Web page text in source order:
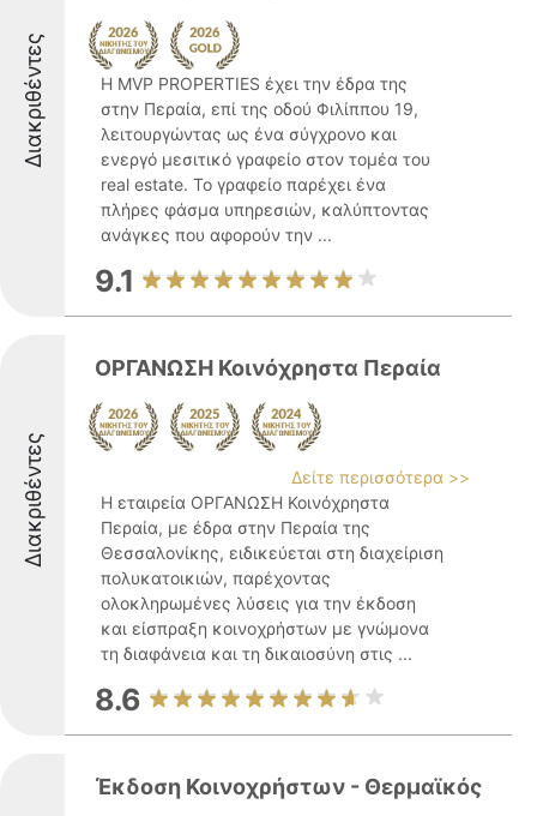
Διακριθέντες
Η MVP PROPERTIES έχει την έδρα της
στην Περαία, επί της οδού Φιλίππου 19,
λειτουργώντας ως ένα σύγχρονο και
ενεργό μεσιτικό γραφείο στον τομέα του
real estate. Το γραφείο παρέχει ένα
πλήρες φάσμα υπηρεσιών, καλύπτοντας
ανάγκες που αφορούν την ...
9.1
Διακριθέντες
ΟΡΓΑΝΩΣΗ Κοινόχρηστα Περαία
Δείτε περισσότερα >>
Η εταιρεία ΟΡΓΑΝΩΣΗ Κοινόχρηστα
Περαία, με έδρα στην Περαία της
Θεσσαλονίκης, ειδικεύεται στη διαχείριση
πολυκατοικιών, παρέχοντας
ολοκληρωμένες λύσεις για την έκδοση
και είσπραξη κοινοχρήστων με γνώμονα
τη διαφάνεια και τη δικαιοσύνη στις ...
8.6
Έκδοση Κοινοχρήστων - Θερμαϊκός